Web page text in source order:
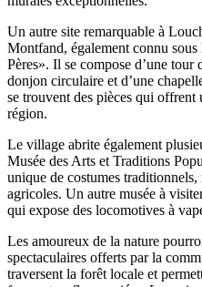
Un autre site remarquable à
Montfand, également connu
Pères». Il se compose d’une tour
donjon circulaire et d’une
se trouvent des pièces qui offrent
région.
Le village abrite également
Musée des Arts et Traditions
unique de costumes
agricoles. Un autre musée à
qui expose des locomotives à
Les amoureux de la nature
spectaculaires offerts par la
traversent la forêt locale et